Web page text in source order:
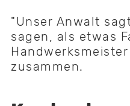
"Unser Anwalt
sagen, als etwas
zusammen.